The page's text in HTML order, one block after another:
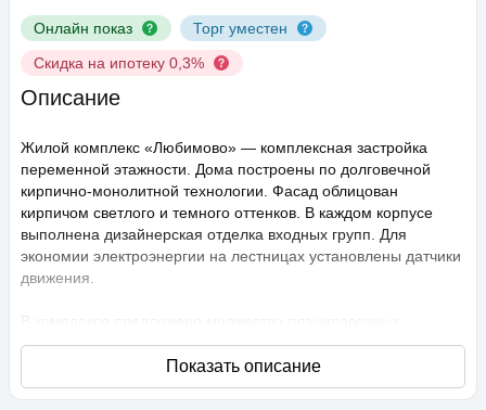
Онлайн показ
Торг уместен
Скидка на ипотеку 0,3%
Описание
Жилой комплекс «Любимово» — комплексная застройка
переменной этажности. Дома построены по долговечной
кирпично-монолитной технологии. Фасад облицован
кирпичом светлого и темного оттенков. В каждом корпусе
выполнена дизайнерская отделка входных групп. Для
экономии электроэнергии на лестницах установлены датчики
движения.
В комплексе предложено множество планировочных
решений: в наличии квартиры, как классического типа, так и
европланировки. Они сдаются с подчистовой отделкой,
высота потолков составляет 2,75 метра. В квартирах